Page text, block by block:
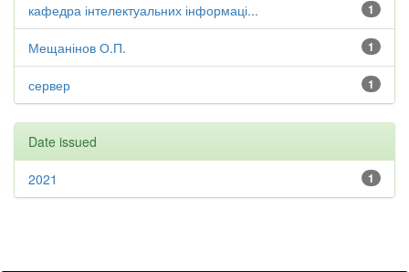
1
кафедра інтелектуальних інформаці...
1
Мещанінов О.П.
1
сервер
Date issued
1
2021